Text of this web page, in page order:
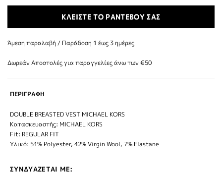
ΚΛΕΙΣΤΕ ΤΟ ΡΑΝΤΕΒΟΥ ΣΑΣ
Άμεση παραλαβή / Παράδoση 1 έως 3 ημέρες
Δωρεάν Αποστολές για παραγγελίες άνω των €50
ΠΕΡΙΓΡΑΦΗ
DOUBLE BREASTED VEST MICHAEL KORS
Κατασκευαστής: MICHAEL KORS
Fit: REGULAR FIT
Υλικό: 51% Polyester, 42% Virgin Wool, 7% Elastane
ΣΥΝΔΥΑΖΕΤΑΙ ΜΕ: